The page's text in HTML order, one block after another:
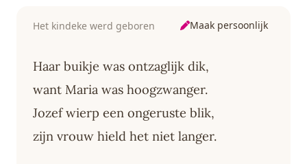
Het kindeke werd geboren Maak persoonlijk
Haar buikje was ontzaglijk dik,
want Maria was hoogzwanger.
Jozef wierp een ongeruste blik,
zijn vrouw hield het niet langer.